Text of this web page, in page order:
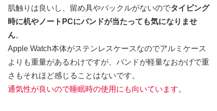
肌触りは良いし、留め具やバックルがないのでタイピング
時に机やノートPCにバンドが当たっても気になりませ
ん。
Apple Watch本体がステンレスケースなのでアルミケース
よりも重量があるわけですが、バンドが軽量なおかげで重
さもそれほど感じることはないです。
通気性が良いので睡眠時の使用にも向いています。